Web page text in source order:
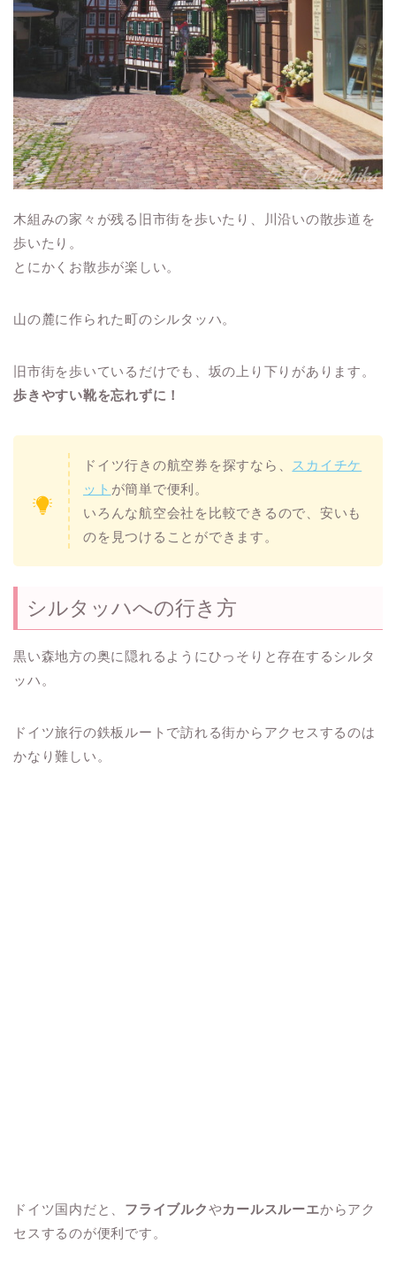
木組みの家々が残る旧市街を歩いたり、川沿いの散歩道を
歩いたり。
とにかくお散歩が楽しい。
山の麓に作られた町のシルタッハ。
旧市街を歩いているだけでも、坂の上り下りがあります。
歩きやすい靴を忘れずに！
ドイツ行きの航空券を探すなら、 スカイチケ
ット が簡単で便利。
いろんな航空会社を比較できるので、安いも
のを見つけることができます。
シルタッハへの行き方
黒い森地方の奥に隠れるようにひっそりと存在するシルタ
ッハ。
ドイツ旅行の鉄板ルートで訪れる街からアクセスするのは
かなり難しい。
ドイツ国内だと、 フライブルクやカールスルーエからアク
セスするのが便利です。